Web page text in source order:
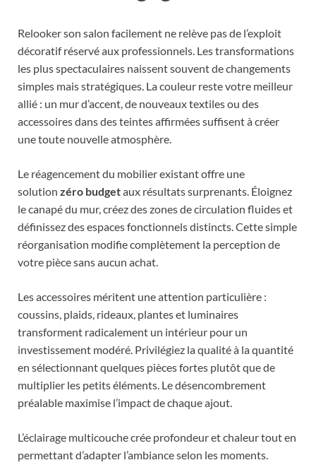
Relooker son salon facilement ne relève pas de l’exploit
décoratif réservé aux professionnels. Les transformations
les plus spectaculaires naissent souvent de changements
simples mais stratégiques. La couleur reste votre meilleur
allié : un mur d’accent, de nouveaux textiles ou des
accessoires dans des teintes affirmées suffisent à créer
une toute nouvelle atmosphère.
Le réagencement du mobilier existant offre une
solution zéro budgetaux résultats surprenants. Éloignez
le canapé du mur, créez des zones de circulation fluides et
définissez des espaces fonctionnels distincts. Cette simple
réorganisation modifie complètement la perception de
votre pièce sans aucun achat.
Les accessoires méritent une attention particulière :
coussins, plaids, rideaux, plantes et luminaires
transforment radicalement un intérieur pour un
investissement modéré. Privilégiez la qualité à la quantité
en sélectionnant quelques pièces fortes plutôt que de
multiplier les petits éléments. Le désencombrement
préalable maximise l’impact de chaque ajout.
L’éclairage multicouche crée profondeur et chaleur tout en
permettant d’adapter l’ambiance selon les moments.